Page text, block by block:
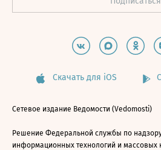
Скачать для iOS
Сетевое издание Ведомости (Vedomosti)
Решение Федеральной службы по
информационных технологий и массовых